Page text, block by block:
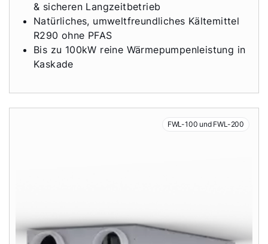
& sicheren Langzeitbetrieb
Natürliches, umweltfreundliches Kältemittel
R290 ohne PFAS
Bis zu 100kW reine Wärmepumpenleistung in
Kaskade
FWL-100 und FWL-200